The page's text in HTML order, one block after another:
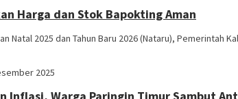
Harga dan Stok Bapokting Aman
Natal 2025 dan Tahun Baru 2026 (Nataru), Pemerintah
2025